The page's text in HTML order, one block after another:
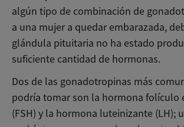
algún tipo de combinación de
a una mujer a quedar embarazada,
glándula pituitaria no ha estado
suficiente cantidad de hormonas.
Dos de las gonadotropinas más
podría tomar son la hormona folículo
(FSH) y la hormona luteinizante (LH);